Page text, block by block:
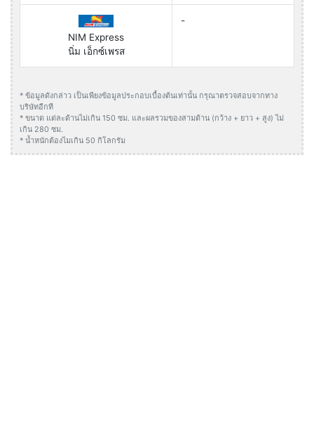
NIM Express
นิ่ม เอ็กซ์เพรส
-
* ข้อมูลดังกล่าว เป็นเพียงข้อมูลประกอบเบื้องต้นเท่านั้น กรุณาตรวจสอบจากทาง
บริษัทอีกที
* ขนาด แต่ละด้านไม่เกิน 150 ซม. และผลรวมของสามด้าน (กว้าง + ยาว + สูง) ไม่
เกิน 280 ซม.
* น้ำหนักต้องไมเกิน 50 กิโลกรัม